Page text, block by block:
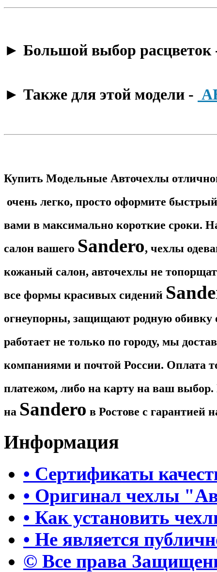
​► Большой выбор
​► Также для этой модели -
Купить Модельные Авточехлы
очень легко, просто оформите
вами в максимально короткие сроки.
салон вашего Sandero​, чехлы
кожаный салон, авточехлы не
все формы красивых сидений
огнеупорны, защищают родную обивку
работает не только по городу, мы
компаниями и почтой России. Оплата
платежом, либо на карту на ваш
на Sandero в Ростове с гарантией
Информация
• Сертификаты
• Оригинал чехлы
• Как установить
• Не является
© Все права